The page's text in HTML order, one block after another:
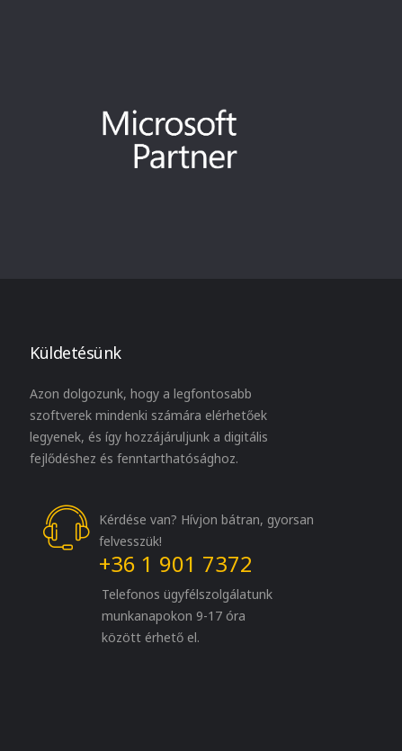
Küldetésünk
Azon dolgozunk, hogy a legfontosabb
szoftverek mindenki számára elérhetőek
legyenek, és így hozzájáruljunk a digitális
fejlődéshez és fenntarthatósághoz.
Kérdése van? Hívjon bátran, gyorsan
felvesszük!
+36 1 901 7372
Telefonos ügyfélszolgálatunk
munkanapokon 9-17 óra
között érhető el.